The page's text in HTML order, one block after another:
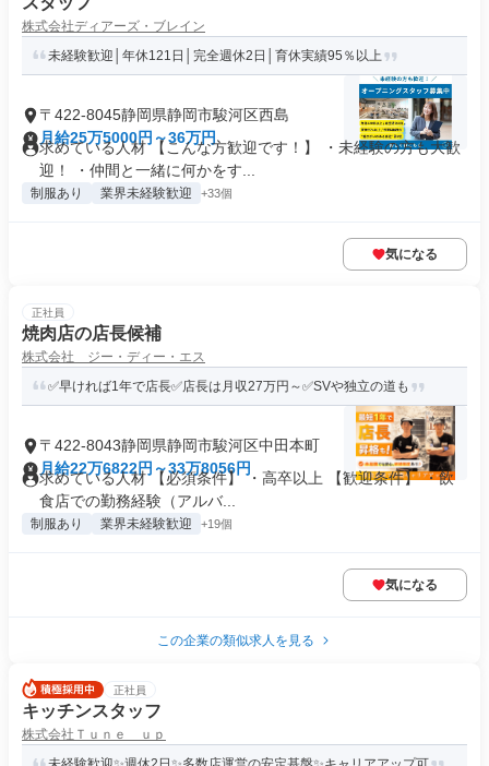
株式会社ディアーズ・ブレイン
未経験歓迎│年休121日│完全週休2日│育休実績95％以上
〒422-8045静岡県静岡市駿河区西島
月給25万5000円～36万円
求めている人材 【こんな方歓迎です！】 ・未経験の方も大歓
迎！ ・仲間と一緒に何かをす...
制服あり 業界未経験歓迎 +33個
気になる
正社員
焼肉店の店長候補
株式会社 ジー・ディー・エス
✅早ければ1年で店長✅店長は月収27万円～✅SVや独立の道も
〒422-8043静岡県静岡市駿河区中田本町
月給22万6822円～33万8056円
求めている人材 【必須条件】 ・高卒以上 【歓迎条件】 ・飲
食店での勤務経験（アルバ...
制服あり 業界未経験歓迎 +19個
気になる
この企業の類似求人を見る
正社員
キッチンスタッフ
株式会社Ｔｕｎｅ ｕｐ